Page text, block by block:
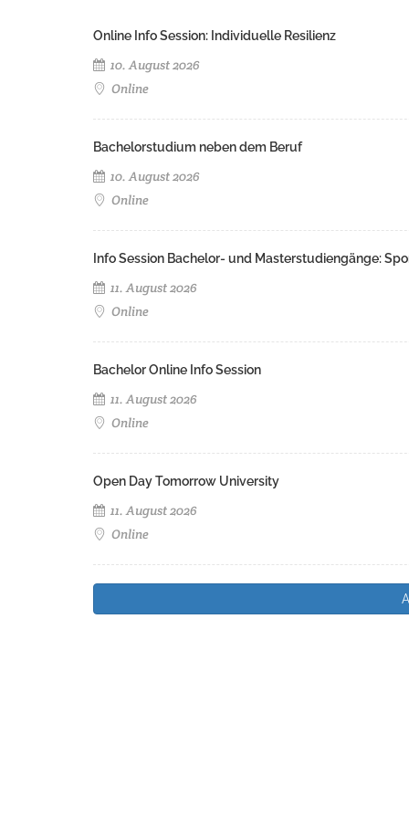
Online Info Session: Individuelle Resilienz
10. August 2026
Online
Bachelorstudium neben dem Beruf
10. August 2026
Online
Info Session Bachelor- und Masterstudiengänge:
11. August 2026
Online
Bachelor Online Info Session
11. August 2026
Online
Open Day Tomorrow University
11. August 2026
Online